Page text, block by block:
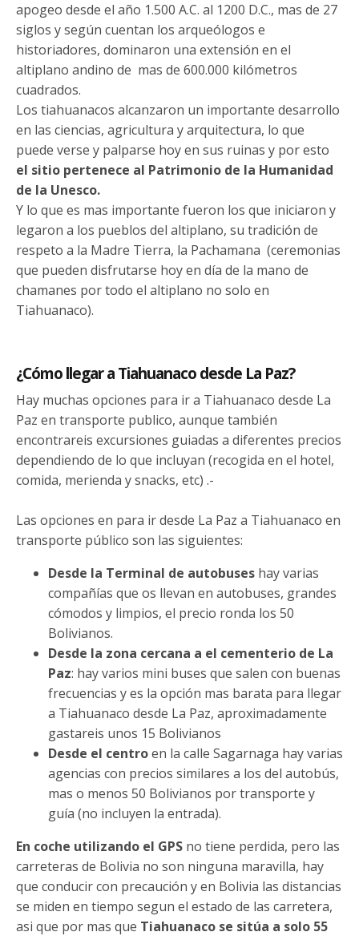
apogeo desde el año 1.500 A.C. al 1200 D.C., mas de 27
siglos y según cuentan los arqueólogos e
historiadores, dominaron una extensión en el
altiplano andino de mas de 600.000 kilómetros
cuadrados.
Los tiahuanacos alcanzaron un importante desarrollo
en las ciencias, agricultura y arquitectura, lo que
puede verse y palparse hoy en sus ruinas y por esto
el sitio pertenece al Patrimonio de la Humanidad
de la Unesco.
Y lo que es mas importante fueron los que iniciaron y
legaron a los pueblos del altiplano, su tradición de
respeto a la Madre Tierra, la Pachamana (ceremonias
que pueden disfrutarse hoy en día de la mano de
chamanes por todo el altiplano no solo en
Tiahuanaco).
¿Cómo llegar a Tiahuanaco desde La Paz?
Hay muchas opciones para ir a Tiahuanaco desde La
Paz en transporte publico, aunque también
encontrareis excursiones guiadas a diferentes precios
dependiendo de lo que incluyan (recogida en el hotel,
comida, merienda y snacks, etc) .-
Las opciones en para ir desde La Paz a Tiahuanaco en
transporte público son las siguientes:
Desde la Terminal de autobuses hay varias
compañías que os llevan en autobuses, grandes
cómodos y limpios, el precio ronda los 50
Bolivianos.
Desde la zona cercana a el cementerio de La
Paz: hay varios mini buses que salen con buenas
frecuencias y es la opción mas barata para llegar
a Tiahuanaco desde La Paz, aproximadamente
gastareis unos 15 Bolivianos
Desde el centroen la calle Sagarnaga hay varias
agencias con precios similares a los del autobús,
mas o menos 50 Bolivianos por transporte y
guía (no incluyen la entrada).
En coche utilizando el GPS no tiene perdida, pero las
carreteras de Bolivia no son ninguna maravilla, hay
que conducir con precaución y en Bolivia las distancias
se miden en tiempo segun el estado de las carretera,
asi que por mas que Tiahuanaco se sitúa a solo 55